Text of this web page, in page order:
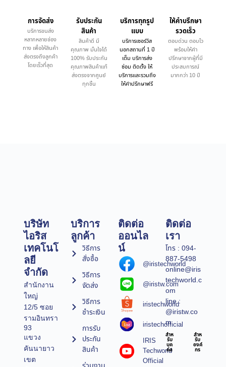
การจัดส่ง
บริการขนส่ง
หลากหลายช่อง
ทาง เพื่อให้สินค้า
ส่งตรงถึงลูกค้า
โดยเร็วที่สุด
รับประกัน
สินค้า
สินค้าดี มี
คุณภาพ มั่นใจได้
100% รับประกัน
คุณภาพสินค้าแท้
ส่งตรงจากศูนย์
ทุกชิ้น
บริการทุกรูป
แบบ
บริการเซอร์วิส
นอกสถานที่ 1 ปี
เต็ม บริการส่ง
ซ่อม ติดตั้ง ให้
บริการและรวมถึง
ให้คำปรึกษาฟรี
ให้คำบรึกษา
รวดเร็ว
ตอบด่วน ตอบไว
พร้อมให้คำ
ปรึกษาจากผู้ที่มี
ประสบการณ์
มากกว่า 10 ปี
บริษัท
ไอริส
เทคโนโ
ลยี
จำกัด
สำนักงาน
ใหญ่
12/5 ซอย
รามอินทรา
93
แขวง
คันนายาว
เขต
บริการ
ลูกค้า
วิธีการ
สั่งซื้อ
วิธีการ
จัดส่ง
วิธีการ
ชำระเงิน
การรับ
ประกัน
สินค้า
ติดต่อ
ออนไล
น์
@iristechworld
@iristw.com
iristechworld
iristechofficial
IRIS
Techworld
Official
ติดต่อ
เรา
โทร : 094-
887-5498
online@iris
techworld.c
om
line :
@iristw.co
m
สำห
รับ
บุค
คล
สำห
รับ
องค์
กร